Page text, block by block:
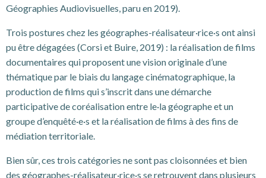
Géographies Audiovisuelles, paru en 2019).
Trois postures chez les géographes-réalisateur·rice·s ont ainsi
pu être dégagées (Corsi et Buire, 2019) : la réalisation de films
documentaires qui proposent une vision originale d’une
thématique par le biais du langage cinématographique, la
production de films qui s’inscrit dans une démarche
participative de coréalisation entre le·la géographe et un
groupe d’enquêté·e·s et la réalisation de films à des fins de
médiation territoriale.
Bien sûr, ces trois catégories ne sont pas cloisonnées et bien
des géographes-réalisateur·rice·s se retrouvent dans plusieurs